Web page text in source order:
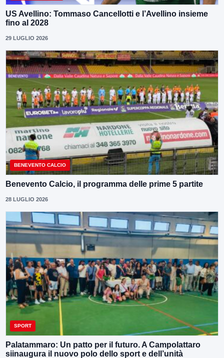
US Avellino: Tommaso Cancellotti e l’Avellino insieme
fino al 2028
29 LUGLIO 2026
BENEVENTO CALCIO
Benevento Calcio, il programma delle prime 5 partite
28 LUGLIO 2026
SPORT
Palatammaro: Un patto per il futuro. A Campolattaro
siinaugura il nuovo polo dello sport e dell’unità